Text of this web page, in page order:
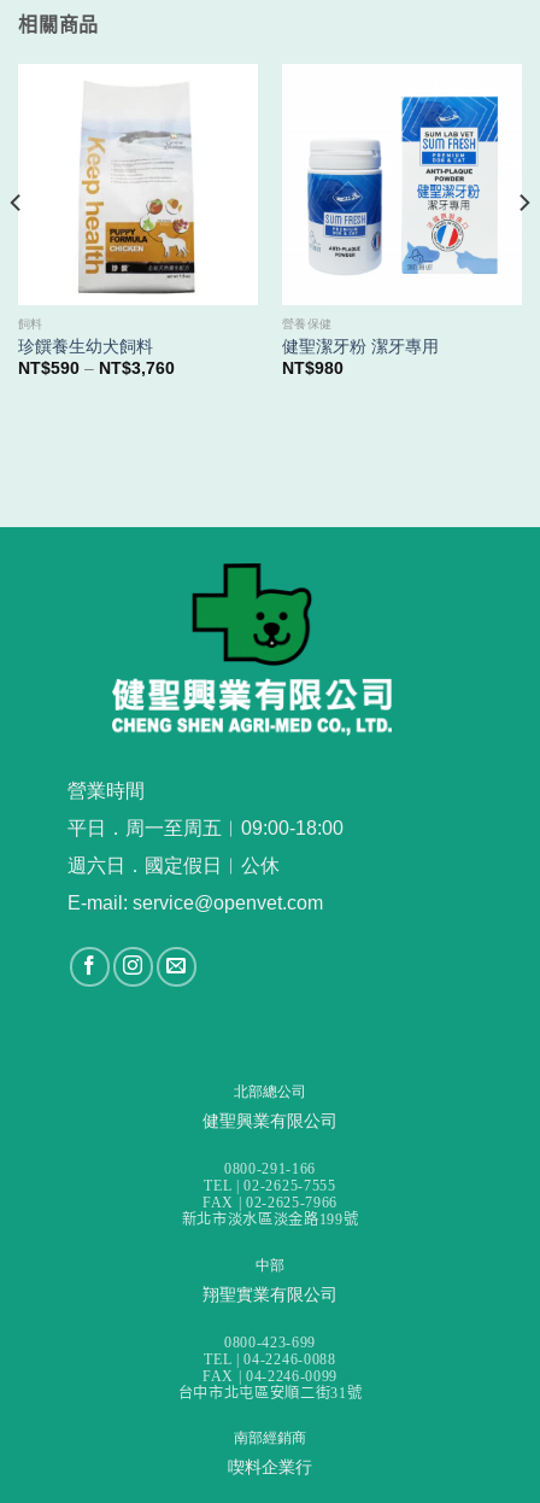
相關商品
飼料
珍饌養生幼犬飼料
NT$590 – NT$3,760價
營養保健
健聖潔牙粉 潔牙專用
NT$980
營業時間
平日．周一至周五︳09:00-18:00
週六日．國定假日︳公休
E-mail: service@openvet.com
北部總公司
健聖興業有限公司
0800-291-166
TEL | 02-2625-7555
FAX | 02-2625-7966
新北市淡水區淡金路199號
中部
翔聖實業有限公司
0800-423-699
TEL | 04-2246-0088
FAX | 04-2246-0099
台中市北屯區安順二街31號
南部經銷商
喫料企業行